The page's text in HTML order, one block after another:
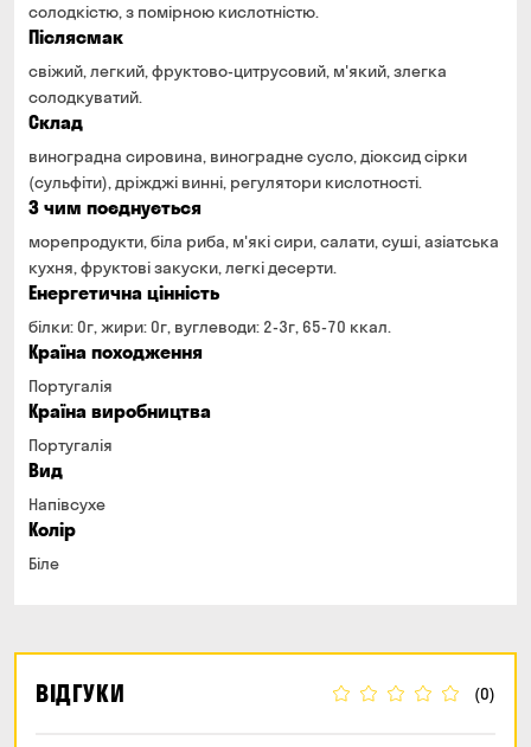
солодкістю, з помірною кислотністю.
Післясмак
свіжий, легкий, фруктово-цитрусовий, м'який, злегка
солодкуватий.
Склад
виноградна сировина, виноградне сусло, діоксид сірки
(сульфіти), дріжджі винні, регулятори кислотності.
З чим поєднується
морепродукти, біла риба, м'які сири, салати, суші, азіатська
кухня, фруктові закуски, легкі десерти.
Енергетична цінність
білки: 0г, жири: 0г, вуглеводи: 2-3г, 65-70 ккал.
Країна походження
Португалія
Країна виробництва
Португалія
Вид
Напівсухе
Колір
Біле
ВІДГУКИ (0)